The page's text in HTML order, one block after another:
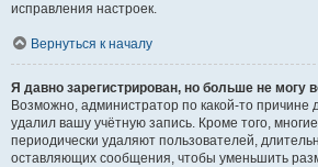
исправления настроек.
Вернуться к началу
Я давно зарегистрирован, но больше не могу
Возможно, администратор по какой-то причине
удалил вашу учётную запись. Кроме того,
периодически удаляют пользователей,
оставляющих сообщения, чтобы уменьшить